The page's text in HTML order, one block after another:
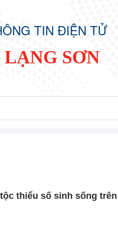
TIN ĐIỆN TỬ
SƠN
thiểu số sinh sống trên